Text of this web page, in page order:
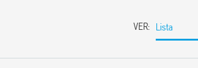
VER: Lista